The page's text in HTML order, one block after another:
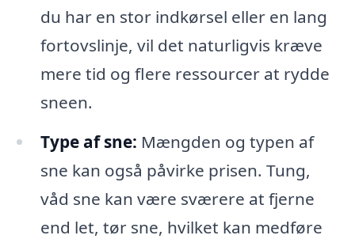
du har en stor indkørsel eller en lang
fortovslinje, vil det naturligvis kræve
mere tid og flere ressourcer at rydde
sneen.
Type af sne: Mængden og typen af
sne kan også påvirke prisen. Tung,
våd sne kan være sværere at fjerne
end let, tør sne, hvilket kan medføre